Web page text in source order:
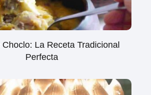
La Receta Tradicional
Perfecta